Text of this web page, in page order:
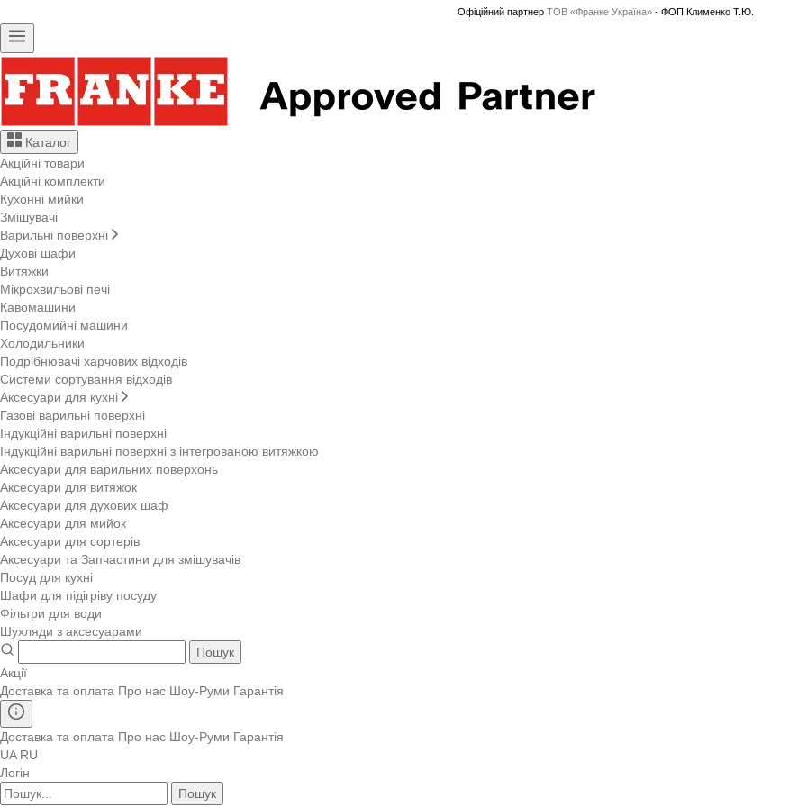
Офіційний партнер ТОВ «Франке Україна»- ФОП Клименко Т.Ю.
Каталог
Акційні товари
Акційні комплекти
Кухонні мийки
Змішувачі
Варильні поверхні
Духові шафи
Витяжки
Мікрохвильові печі
Кавомашини
Посудомийні машини
Холодильники
Подрібнювачі харчових відходів
Системи сортування відходів
Аксесуари для кухні
Газові варильні поверхні
Індукційні варильні поверхні
Індукційні варильні поверхні з інтегрованою витяжкою
Аксесуари для варильних поверхонь
Аксесуари для витяжок
Аксесуари для духових шаф
Аксесуари для мийок
Аксесуари для сортерів
Аксесуари та Запчастини для змішувачів
Посуд для кухні
Шафи для підігріву посуду
Фільтри для води
Шухляди з аксесуарами
Пошук
Акції
Доставка та оплата Про нас Шоу-Руми Гарантія
Доставка та оплата Про нас Шоу-Руми Гарантія
UA RU
Логін
Пошук